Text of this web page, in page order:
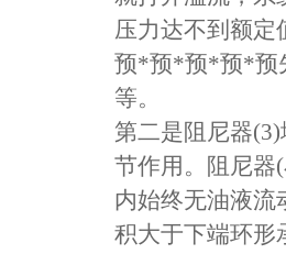
压力达不到额定
预*预*预*预*预
等。
第二是阻尼器
节作用。阻尼器
内始终无油液流
积大于下端环形